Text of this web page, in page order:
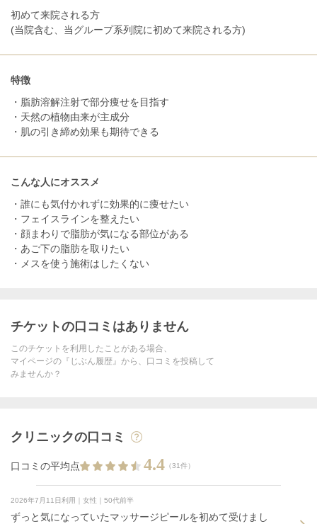
初めて来院される方
(当院含む、当グループ系列院に初めて来院される方)
特徴
・脂肪溶解注射で部分痩せを目指す
・天然の植物由来が主成分
・肌の引き締め効果も期待できる
こんな人にオススメ
・誰にも気付かれずに効果的に痩せたい
・フェイスラインを整えたい
・顔まわりで脂肪が気になる部位がある
・あご下の脂肪を取りたい
・メスを使う施術はしたくない
チケットの口コミはありません
このチケットを利用したことがある場合、
マイページの『じぶん履歴』から、口コミを投稿して
みませんか？
クリニックの口コミ
口コミの平均点 4.4 （31件）
2026年7月11日利用｜女性｜50代前半
ずっと気になっていたマッサージピールを初めて受けまし